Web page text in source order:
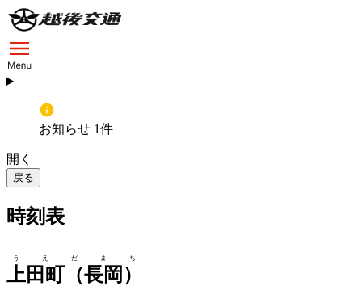
お知らせ 1件
開く
戻る
時刻表
上田町（長岡）
うえだまち